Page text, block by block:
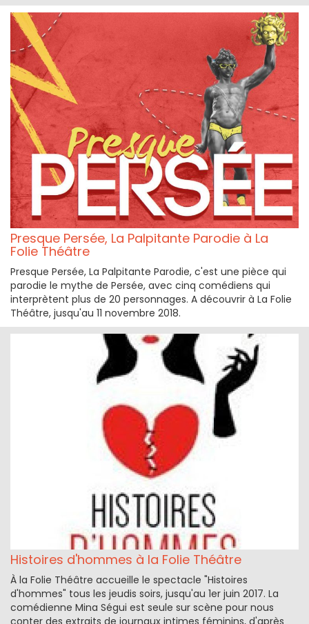
Presque Persée, La Palpitante Parodie à La
Folie Théâtre
Presque Persée, La Palpitante Parodie, c'est une pièce qui
parodie le mythe de Persée, avec cinq comédiens qui
interprètent plus de 20 personnages. A découvrir à La Folie
Théâtre, jusqu'au 11 novembre 2018.
Histoires d'hommes à la Folie Théâtre
À la Folie Théâtre accueille le spectacle "Histoires
d'hommes" tous les jeudis soirs, jusqu'au 1er juin 2017. La
comédienne Mina Ségui est seule sur scène pour nous